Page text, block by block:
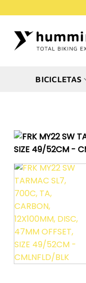
al
contenido
BICICLETAS